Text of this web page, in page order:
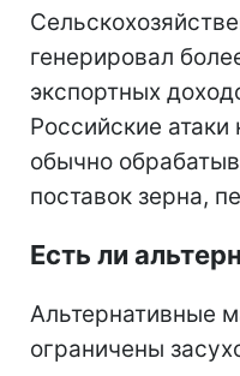
генерировал
экспортных
Российские
обычно
поставок зерна,
Есть ли
Альтернативные
ограничены